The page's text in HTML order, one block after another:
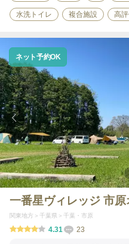
水洗トイレ 複合施設 高
ネット予約OK
一番星ヴィレッジ 市
関東地方 千葉県 千葉・市原
4.31 23